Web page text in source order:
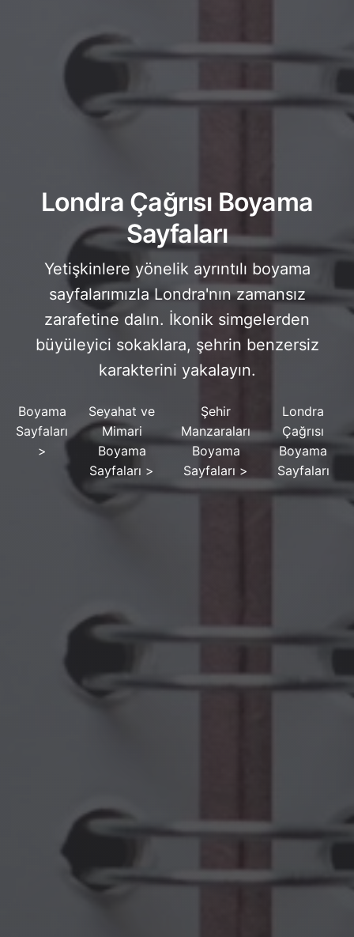
Londra Çağrısı Boyama
Sayfaları
Yetişkinlere yönelik ayrıntılı boyama
sayfalarımızla Londra'nın zamansız
zarafetine dalın. İkonik simgelerden
büyüleyici sokaklara, şehrin benzersiz
karakterini yakalayın.
Boyama
Sayfaları
>
Seyahat ve
Mimari
Boyama
Sayfaları >
Şehir
Manzaraları
Boyama
Sayfaları >
Londra
Çağrısı
Boyama
Sayfaları